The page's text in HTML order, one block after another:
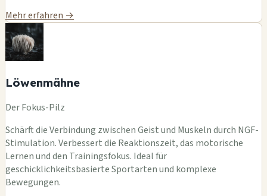
Mehr erfahren →
Löwenmähne
Der Fokus-Pilz
Schärft die Verbindung zwischen Geist und Muskeln durch NGF-
Stimulation. Verbessert die Reaktionszeit, das motorische
Lernen und den Trainingsfokus. Ideal für
geschicklichkeitsbasierte Sportarten und komplexe
Bewegungen.